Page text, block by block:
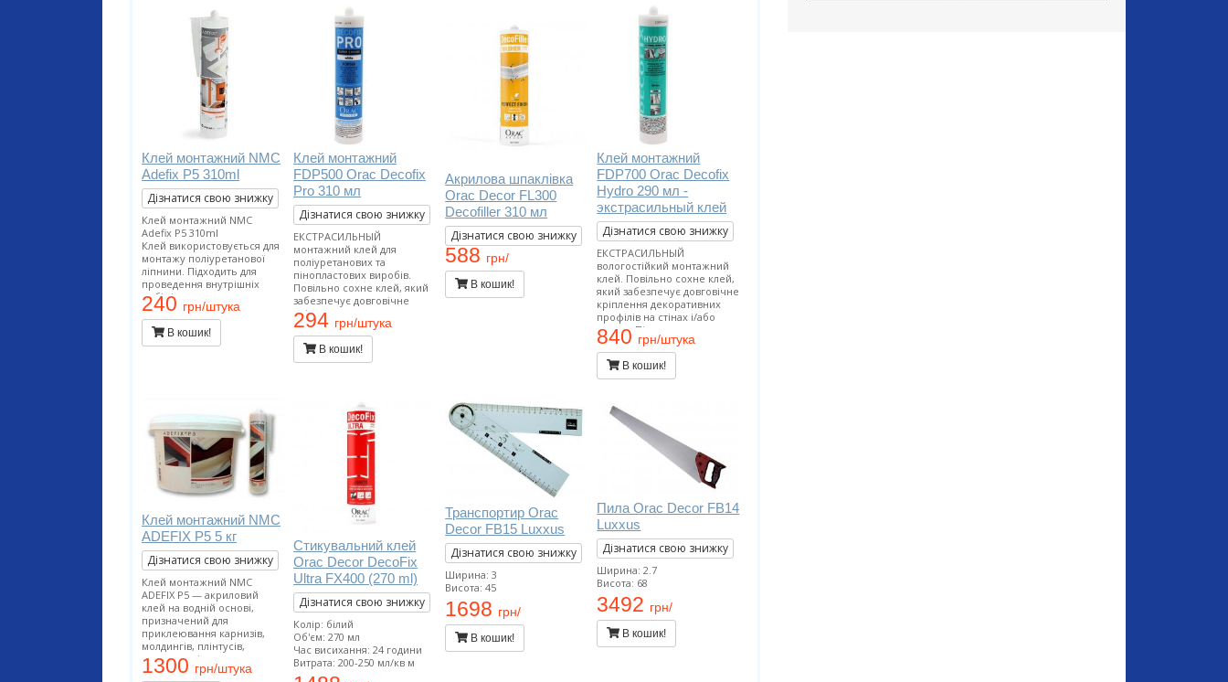
Клей монтажний NMC
Adefix P5 310ml
Дізнатися свою знижку
Клей монтажний NMC
Adefix P5 310ml
Клей використовується для
монтажу поліуретанової
ліпнини. Підходить для
проведення внутрішніх
робіт і застосування на
пористих поверхнях.
Витрата тюбика 12 метрів
погонних.
240 грн/штука
В кошик!
Клей монтажний
FDP500 Orac Decofix
Pro 310 мл
Дізнатися свою знижку
ЕКСТРАСИЛЬНЫЙ
монтажний клей для
поліуретанових та
пінопластових виробів.
Повільно сохне клей, який
забезпечує довговічне
кріплення декоративних
профілів на стінах і/або
стелях. Підходить для
проведення внутрішніх
робіт і застосування на
294 грн/штука
В кошик!
Акрилова шпаклівка
Orac Decor FL300
Decofiller 310 мл
Дізнатися свою знижку
588 грн/
В кошик!
Клей монтажний
FDP700 Orac Decofix
Hydro 290 мл -
экстрасильный клей
Дізнатися свою знижку
ЕКСТРАСИЛЬНЫЙ
вологостійкий монтажний
клей. Повільно сохне клей,
який забезпечує довговічне
кріплення декоративних
профілів на стінах і/або
стелях. Підходить для
проведення внутрішніх
робіт і застосування на
пористих поверхнях.
Застосовується у вологих
басейнах, зовнішніх
роботах). Витрата тюбика
на 10-12 метрів погонних.
840 грн/штука
В кошик!
Клей монтажний NMC
ADEFIX P5 5 кг
Дізнатися свою знижку
Клей монтажний NMC
ADEFIX P5 — акриловий
клей на водній основі,
призначений для
приклеювання карнизів,
молдингів, плінтусів,
розеток та інших
декоративних елементів з
1300 грн/штука
Стикувальний клей
Orac Decor DecoFix
Ultra FX400 (270 ml)
Дізнатися свою знижку
Колір: білий
Об'єм: 270 мл
Час висихання: 24 години
Витрата: 200-250 мл/кв м
Транспортир Orac
Decor FB15 Luxxus
Дізнатися свою знижку
Ширина: 3
Висота: 45
1698 грн/
В кошик!
Пила Orac Decor FB14
Luxxus
Дізнатися свою знижку
Ширина: 2.7
Висота: 68
3492 грн/
В кошик!